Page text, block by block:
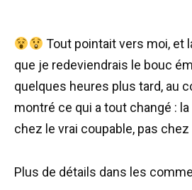
Tout pointait vers moi, et
que je redeviendrais le bouc
quelques heures plus tard, au
montré ce qui a tout changé :
chez le vrai coupable, pas chez
Plus de détails dans les